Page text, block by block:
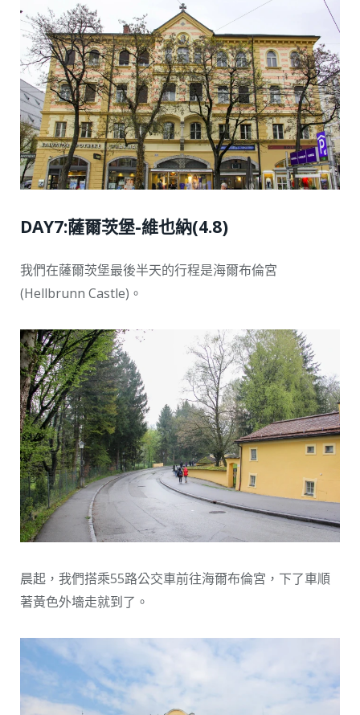
DAY7:薩爾茨堡-維也納(4.8)
我們在薩爾茨堡最後半天的行程是海爾布倫宮
(Hellbrunn Castle)。
晨起，我們搭乘55路公交車前往海爾布倫宮，下了車順
著黃色外墻走就到了。